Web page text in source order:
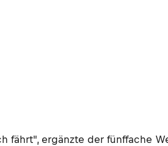
fährt", ergänzte der fünffache